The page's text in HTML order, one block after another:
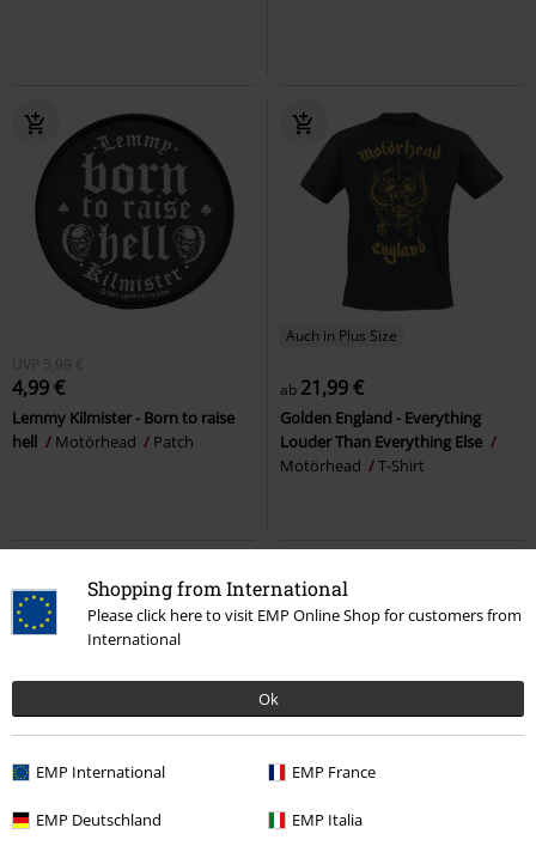
Shopping from International
Please click here to visit EMP Online Shop for customers from
International
Ok
EMP International EMP France
EMP Deutschland EMP Italia
UVP 5,99 €
4,99 €
Lemmy Kilmister - Born to raise
hell
Motörhead Patch
Auch in Plus Size
ab 21,99 €
Golden England - Everything
Louder Than Everything Else
Motörhead
T-Shirt